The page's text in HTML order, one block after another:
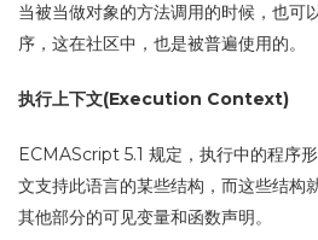
当被当做对象的方法调用的时候，也可
序，这在社区中，也是被普遍使用的。
执行上下文(Execution Context)
ECMAScript 5.1 规定，执行中的程序
文支持此语言的某些结构，而这些结构
其他部分的可见变量和函数声明。